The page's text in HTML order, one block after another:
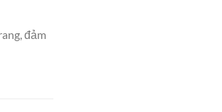
đảm